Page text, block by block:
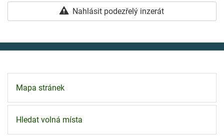
Nahlásit podezřelý inzerát
Mapa stránek
Hledat volná místa